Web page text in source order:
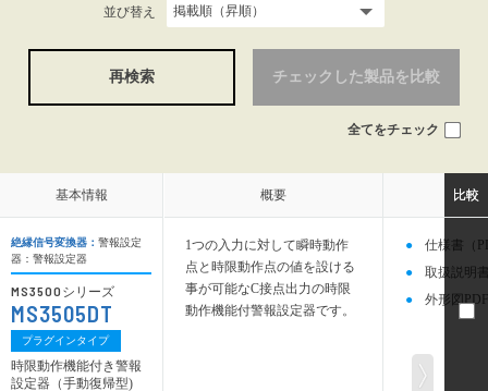
並び替え
再検索 チェックした製品を比較
全てをチェック
概要
1つの入力に対して瞬時動作
点と時限動作点の値を設ける
事が可能なC接点出力の時限
動作機能付警報設定器です。
仕様書（
取扱説明
外形図
概要
基本情報
絶縁信号変換器： 警報設定
器：警報設定器
MS3500 シリーズ
MS3505DT
プラグインタイプ
時限動作機能付き警報
設定器（手動復帰型)
基本情報 比較
比較